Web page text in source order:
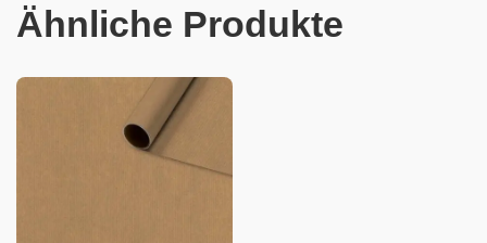
Ähnliche Produkte